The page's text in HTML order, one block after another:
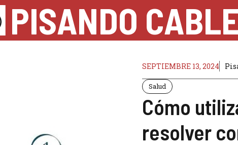
PISANDO
SEPTIEMBRE 13, 2024
Salud
Cómo
resolver